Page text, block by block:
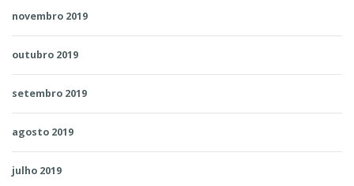
novembro 2019
outubro 2019
setembro 2019
agosto 2019
julho 2019